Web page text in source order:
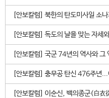
[안보칼럼] 북한의 탄도미사일 소
[안보칼럼] 독도의 날을 맞는 자세
[안보칼럼] 국군 74년의 역사와 그
[안보칼럼] 충무공 탄신 476주년
[안보칼럼] 이순신, 백의종군(白衣